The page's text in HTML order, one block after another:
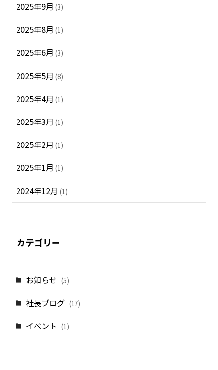
2025年9月 (3)
2025年8月 (1)
2025年6月 (3)
2025年5月 (8)
2025年4月 (1)
2025年3月 (1)
2025年2月 (1)
2025年1月 (1)
2024年12月 (1)
カテゴリー
お知らせ (5)
社長ブログ (17)
イベント (1)